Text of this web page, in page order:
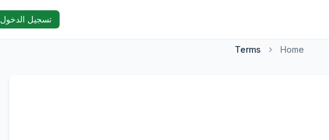
تسجيل الدخول
Home
Terms